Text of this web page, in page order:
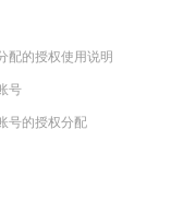
配的授权使用说明
号
号的授权分配
- 全妙